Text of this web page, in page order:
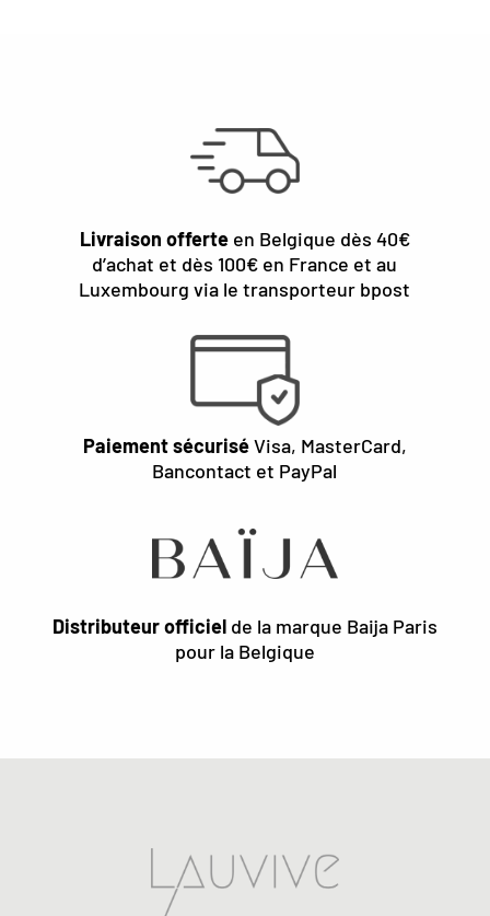
Livraison offerteen Belgique dès 40€
d’achat et dès 100€ en France et au
Luxembourg via le transporteur bpost
Paiement sécuriséVisa, MasterCard,
Bancontact et PayPal
Distributeur officielde la marque Baija Paris
pour la Belgique